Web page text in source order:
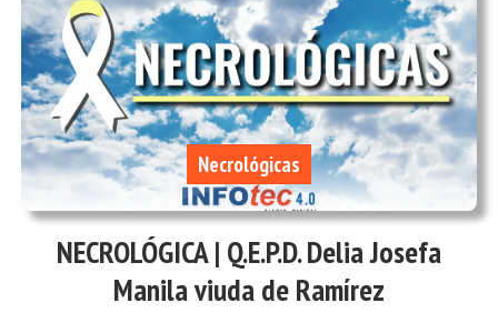
NECROLÓGICA | Q.E.P.D. Delia Josefa
Manila viuda de Ramírez
Necrológicas